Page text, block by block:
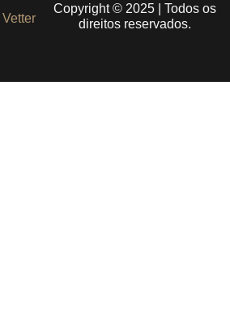
Copyright © 2025 | Todos os
direitos reservados.
Vetter